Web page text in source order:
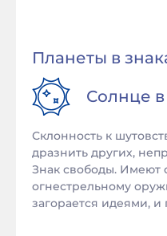
Планеты в
Солнце в
Склонность к
дразнить других,
Знак свободы. Имеют
огнестрельному
загорается идеями,